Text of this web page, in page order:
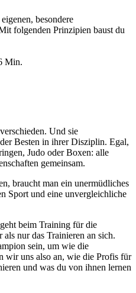
besondere
folgenden Prinzipien baust du
Min.
Und sie
Besten in ihrer Disziplin. Egal,
Judo oder Boxen: alle
gemeinsam.
braucht man ein unermüdliches
Sport und eine unvergleichliche
beim Training für die
nur das Trainieren an sich.
sein, um wie die
wir uns also an, wie die Profis für
und was du von ihnen lernen